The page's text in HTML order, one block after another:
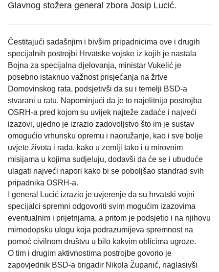
Glavnog stožera general zbora Josip Lucić.
Čestitajući sadašnjim i bivšim pripadnicima ove i drugih
specijalnih postrojbi Hrvatske vojske iz kojih je nastala
Bojna za specijalna djelovanja, ministar Vukelić je
posebno istaknuo važnost prisjećanja na žrtve
Domovinskog rata, podsjetivši da su i temelji BSD-a
stvarani u ratu. Napominjući da je to najelitnija postrojba
OSRH-a pred kojom su uvijek najteže zadaće i najveći
izazovi, ujedno je izrazio zadovoljstvo što im je sustav
omogućio vrhunsku opremu i naoružanje, kao i sve bolje
uvjete života i rada, kako u zemlji tako i u mirovnim
misijama u kojima sudjeluju, dodavši da će se i ubuduće
ulagati najveći napori kako bi se poboljšao standrad svih
pripadnika OSRH-a.
I general Lucić izrazio je uvjerenje da su hrvatski vojni
specijalci spremni odgovoriti svim mogućim izazovima
eventualnim i prijetnjama, a pritom je podsjetio i na njihovu
mirnodopsku ulogu koja podrazumijeva spremnost na
pomoć civilnom društvu u bilo kakvim oblicima ugroze.
O tim i drugim aktivnostima postrojbe govorio je
zapovjednik BSD-a brigadir Nikola Županić, naglasivši